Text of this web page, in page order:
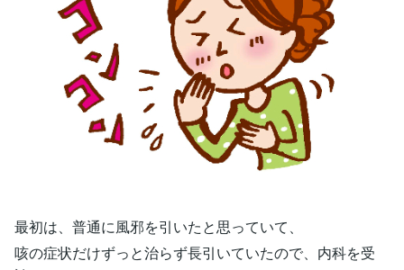
最初は、普通に風邪を引いたと思っていて、
咳の症状だけずっと治らず長引いていたので、内科を受